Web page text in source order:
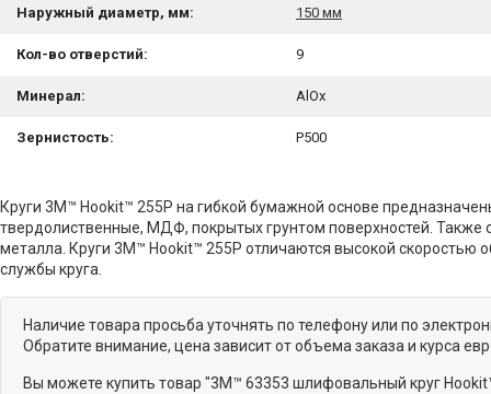
Наружный диаметр, мм: 150 мм
Кол-во отверстий: 9
Минерал: AlOx
Зернистость: P500
Круги 3M™ Hookit™ 255P на гибкой бумажной основе
твердолиственные, МДФ, покрытых грунтом поверхностей. Также
металла. Круги 3M™ Hookit™ 255P отличаются высокой
службы круга.
Наличие товара просьба уточнять по телефону или по
Обратите внимание, цена зависит от объема заказа и курса
Вы можете купить товар "3M™ 63353 шлифовальный круг